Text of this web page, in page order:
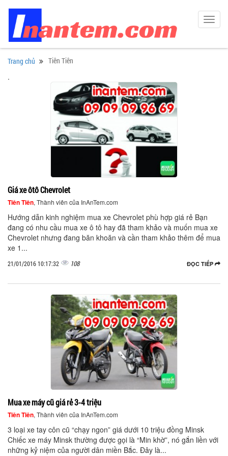
Trang chủ Tiên Tiên
.
Giá xe ôtô Chevrolet
Tiên Tiên, Thành viên của InAnTem.com
Hướng dẫn kinh nghiệm mua xe Chevrolet phù hợp giá rẻ Bạn
đang có nhu cầu mua xe ô tô hay đã tham khảo và muốn mua xe
Chevrolet nhưng đang băn khoăn và cần tham khảo thêm để mua
xe 1...
ĐỌC TIẾP
21/01/2016 10:17:32 108
Mua xe máy cũ giá rẻ 3-4 triệu
Tiên Tiên, Thành viên của InAnTem.com
3 loại xe tay côn cũ “chạy ngon” giá dưới 10 triệu đồng Minsk
Chiếc xe máy Minsk thường được gọi là “Min khờ”, nó gắn liền với
những kỷ niệm của người dân miền Bắc. Đây là...